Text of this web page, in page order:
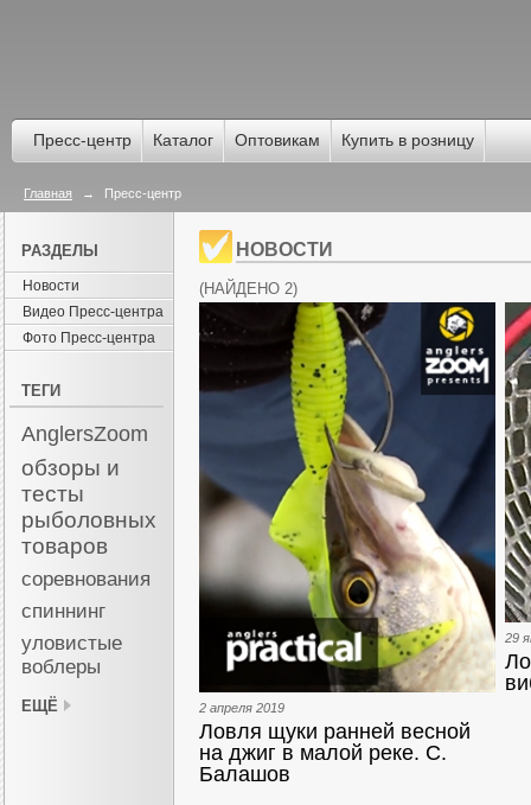
Пресс-центр Каталог Оптовикам Купить в розницу
Главная → Пресс-центр
РАЗДЕЛЫ
Новости
Видео Пресс-центра
Фото Пресс-центра
ТЕГИ
AnglersZoom
обзоры и
тесты
рыболовных
товаров
соревнования
спиннинг
уловистые
воблеры
ЕЩЁ
НОВОСТИ
(НАЙДЕНО 2)
2 апреля 2019
Ловля щуки ранней весной
на джиг в малой реке. С.
Балашов
29